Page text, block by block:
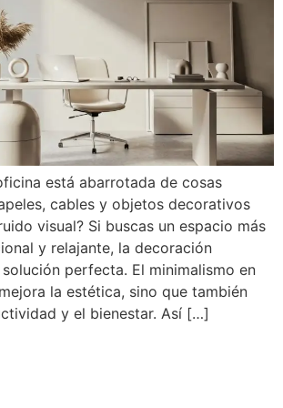
está abarrotada de cosas
cables y objetos decorativos
visual? Si buscas un espacio más
y relajante, la decoración
perfecta. El minimalismo en
la estética, sino que también
y el bienestar. Así […]